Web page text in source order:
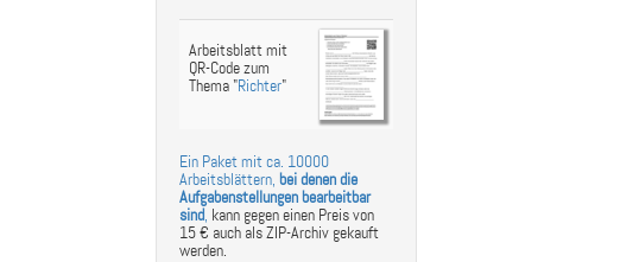
Arbeitsblatt mit
QR-Code zum
Thema "Richter"
Ein Paket mit ca. 10000
Arbeitsblättern, bei denen die
Aufgabenstellungen bearbeitbar
sind, kann gegen einen Preis von
15 € auch als ZIP-Archiv gekauft
werden.